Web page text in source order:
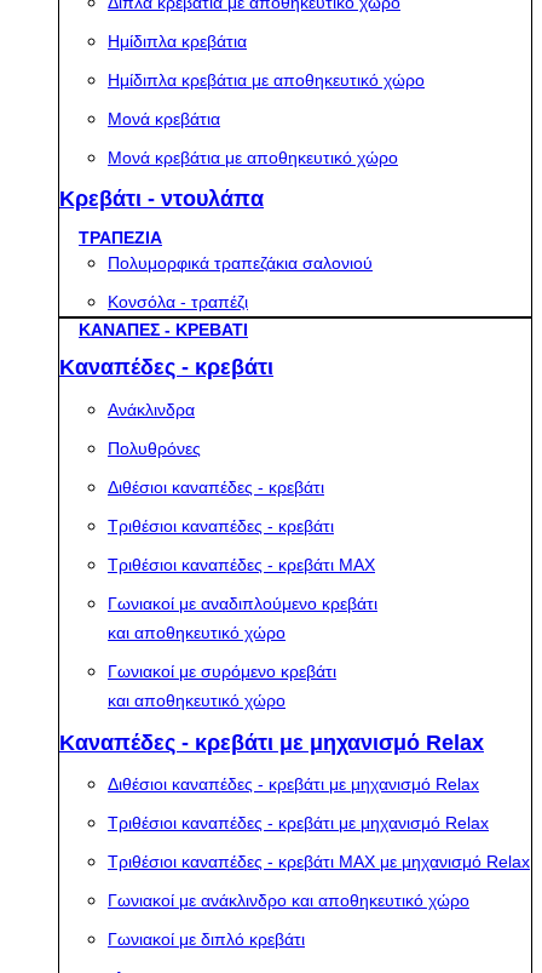
Ημίδιπλα κρεβάτια
Ημίδιπλα κρεβάτια με αποθηκευτικό χώρο
Μονά κρεβάτια
Μονά κρεβάτια με αποθηκευτικό χώρο
Κρεβάτι - ντουλάπα
ΤΡΑΠΕΖΙΑ
Πολυμορφικά τραπεζάκια σαλονιού
Κονσόλα - τραπέζι
ΚΑΝΑΠΕΣ - ΚΡΕΒΑΤΙ
Καναπέδες - κρεβάτι
Ανάκλινδρα
Πολυθρόνες
Διθέσιοι καναπέδες - κρεβάτι
Τριθέσιοι καναπέδες - κρεβάτι
Τριθέσιοι καναπέδες - κρεβάτι MAX
Γωνιακοί με αναδιπλούμενο κρεβάτι
και αποθηκευτικό χώρο
Γωνιακοί με συρόμενο κρεβάτι
και αποθηκευτικό χώρο
Καναπέδες - κρεβάτι με μηχανισμό Relax
Διθέσιοι καναπέδες - κρεβάτι με μηχανισμό Relax
Τριθέσιοι καναπέδες - κρεβάτι με μηχανισμό Relax
Τριθέσιοι καναπέδες - κρεβάτι MAX με μηχανισμό Relax
Γωνιακοί με ανάκλινδρο και αποθηκευτικό χώρο
Γωνιακοί με διπλό κρεβάτι